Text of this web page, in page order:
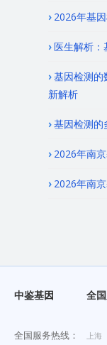
2026年基
医生解析：
基因检测的
新解析
基因检测的
2026年南
2026年南
中鉴基因
全国服务热线：
全
上海